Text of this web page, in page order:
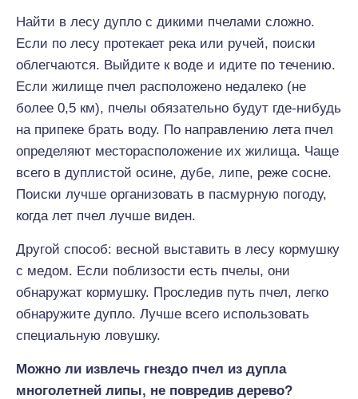
Найти в лесу дупло с дикими пчелами сложно.
Если по лесу протекает река или ручей, поиски
облегчаются. Выйдите к воде и идите по течению.
Если жилище пчел расположено недалеко (не
более 0,5 км), пчелы обязательно будут где-нибудь
на припеке брать воду. По направлению лета пчел
определяют месторасположение их жилища. Чаще
всего в дуплистой осине, дубе, липе, реже сосне.
Поиски лучше организовать в пасмурную погоду,
когда лет пчел лучше виден.
Другой способ: весной выставить в лесу кормушку
с медом. Если поблизости есть пчелы, они
обнаружат кормушку. Проследив путь пчел, легко
обнаружите дупло. Лучше всего использовать
специальную ловушку.
Можно ли извлечь гнездо пчел из дупла
многолетней липы, не повредив дерево?